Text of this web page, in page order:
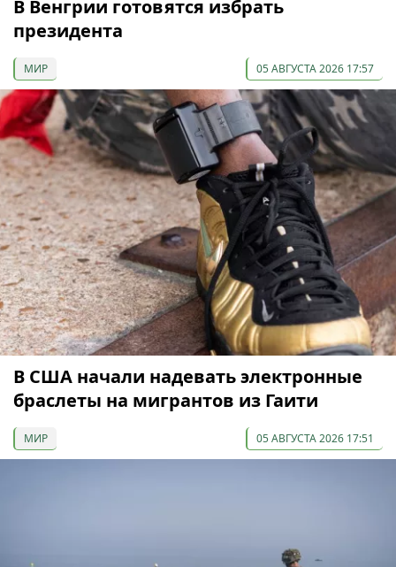
В Венгрии готовятся избрать
президента
МИР 05 АВГУСТА 2026 17:57
В США начали надевать электронные
браслеты на мигрантов из Гаити
МИР 05 АВГУСТА 2026 17:51